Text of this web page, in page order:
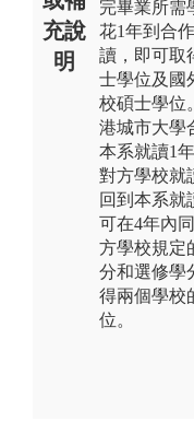
充說
明
完畢業所需
花1年到合
讀，即可取
士學位及國
校碩士學位
港城市大學
本系就讀1
對方學校就
回到本系就
可在4年內
方學校規定
分和選修學
得兩個學校
位。